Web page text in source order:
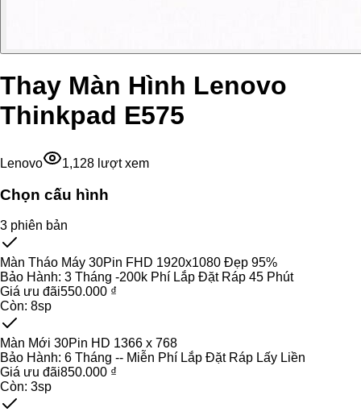
Thay Màn Hình Lenovo
Thinkpad E575
Lenovo 1,128 lượt xem
Chọn cấu hình
3 phiên bản
Màn Tháo Máy 30Pin FHD 1920x1080 Đẹp 95%
Bảo Hành: 3 Tháng -200k Phí Lắp Đặt Ráp 45 Phút
Giá ưu đãi550.000 ₫
Còn: 8sp
Màn Mới 30Pin HD 1366 x 768
Bảo Hành: 6 Tháng -- Miễn Phí Lắp Đặt Ráp Lấy Liền
Giá ưu đãi850.000 ₫
Còn: 3sp